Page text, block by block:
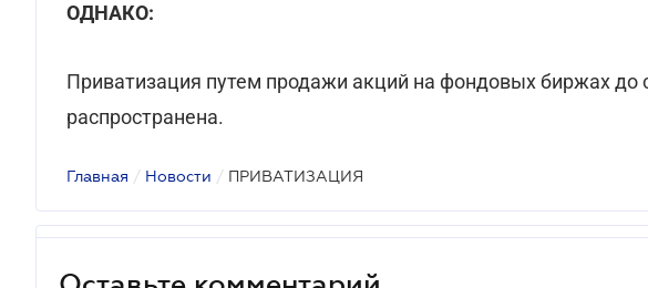
ОДНАКО:
Приватизация путем продажи акций на фондовых биржах до
распространена.
Главная / Новости / ПРИВАТИЗАЦИЯ